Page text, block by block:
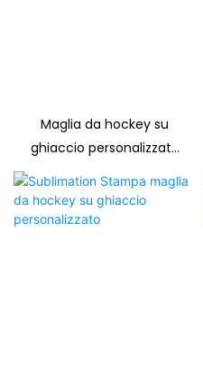
Maglia da hockey su
ghiaccio personalizzato